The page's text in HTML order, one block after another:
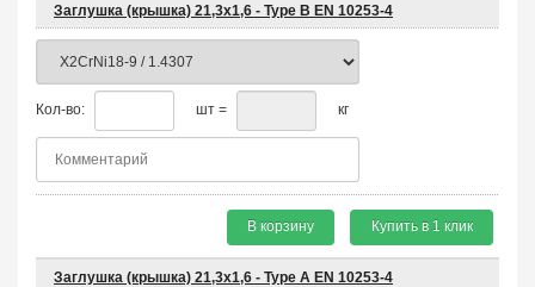
Заглушка (крышка) 21,3х1,6 - Type B EN 10253-4
Кол-во: шт = кг
В корзину Купить в 1 клик
Заглушка (крышка) 21,3х1,6 - Type A EN 10253-4